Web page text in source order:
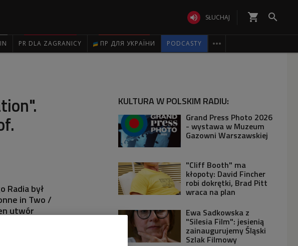
 SŁUCHAJ shopping_cart 
PR DLA ZAGRANICY ПР ДЛЯ УКРАЇНИ PODCASTY 
Radia był
in Two /
utwór
KULTURA W POLSKIM RADIU:
Grand Press Photo 2026
- wystawa w Muzeum
Gazowni Warszawskiej
"Cliff Booth" ma
kłopoty: David Fincher
robi dokrętki, Brad Pitt
wraca na plan
Ewa Sadkowska z
"Silesia Film": jesienią
zainaugurujemy Śląski
Szlak Filmowy